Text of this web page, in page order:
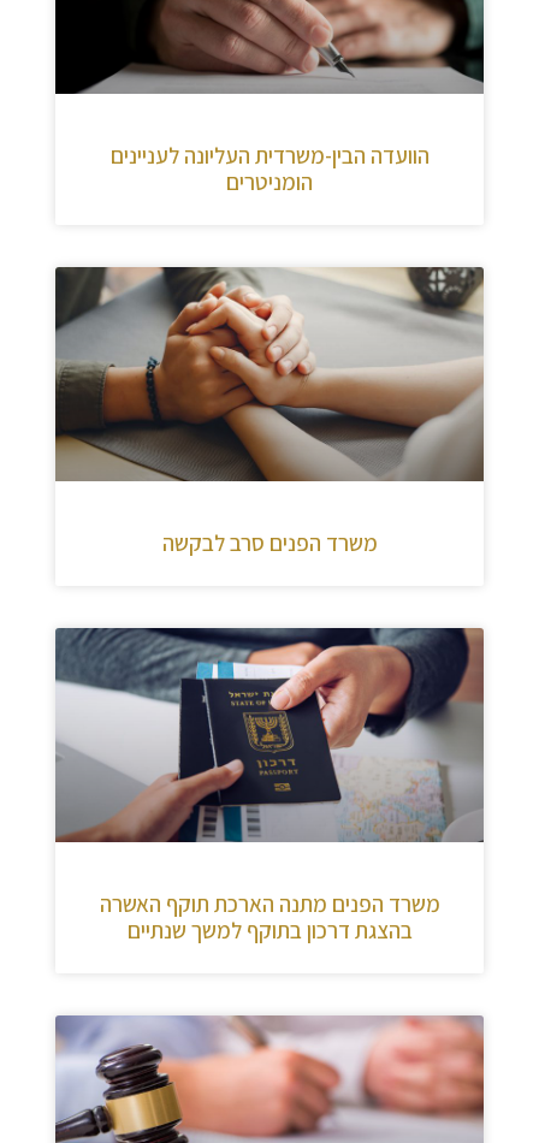
הוועדה הבין-משרדית העליונה לעניינים
הומניטרים
משרד הפנים סרב לבקשה
משרד הפנים מתנה הארכת תוקף האשרה
בהצגת דרכון בתוקף למשך שנתיים